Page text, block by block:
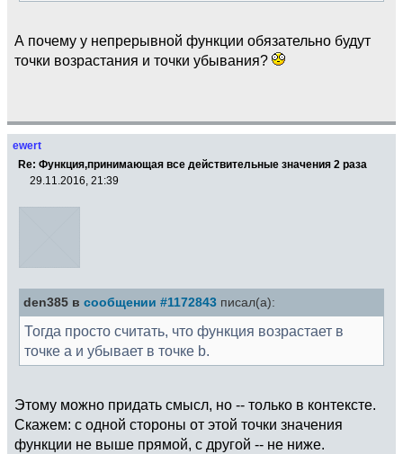
А почему у непрерывной функции обязательно будут
точки возрастания и точки убывания?
ewert
Re: Функция,принимающая все действительные значения 2 раза
29.11.2016, 21:39
den385 в сообщении #1172843 писал(а):
Тогда просто считать, что функция возрастает в
точке a и убывает в точке b.
Этому можно придать смысл, но -- только в контексте.
Скажем: с одной стороны от этой точки значения
функции не выше прямой, с другой -- не ниже.